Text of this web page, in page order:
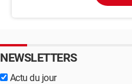
NEWSLETTERS
Actu du jour